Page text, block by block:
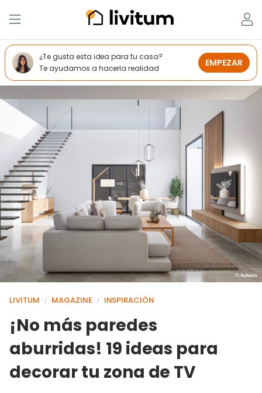
LIVITUM / MAGAZINE / INSPIRACIÓN
¡No más paredes
aburridas! 19 ideas para
decorar tu zona de TV
¿Te gusta esta idea para tu casa?
Te ayudamos a hacerla realidad
EMPEZAR